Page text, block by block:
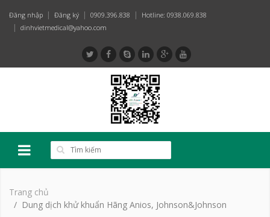
Đăng nhập Đăng ký 0909.396.838
Hotline: 0938.069.838
dinhvietmedical@yahoo.com
Trang chủ
Dung dịch khử khuẩn Hãng Anios, Johnson&Johnson